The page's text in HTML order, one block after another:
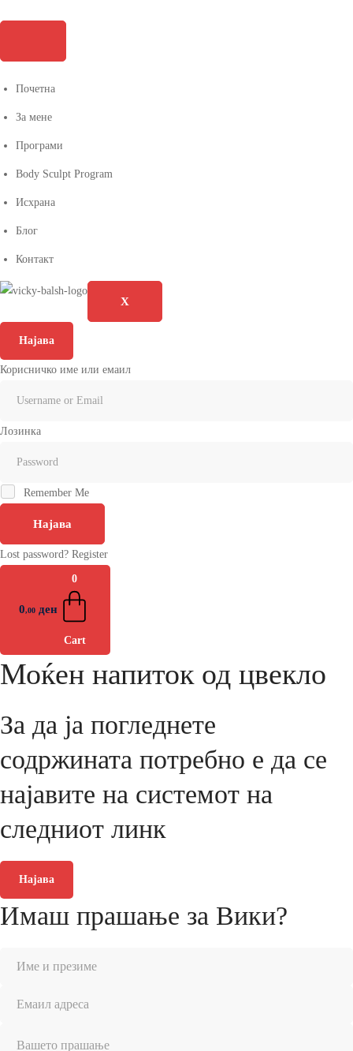
Почетна
За мене
Програми
Body Sculpt Program
Исхрана
Блог
Контакт
X
Најава
Корисничко име или емаил
Лозинка
Remember Me
Најава
Lost password? Register
0,00 ден
0
Cart
Моќен напиток од цвекло
За да ја погледнете
содржината потребно е да се
најавите на системот на
следниот линк
Најава
Имаш прашање за Вики?